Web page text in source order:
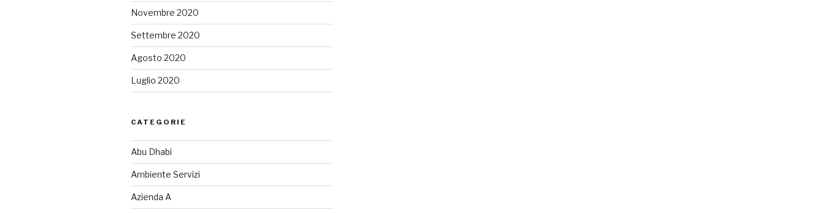
Novembre 2020
Settembre 2020
Agosto 2020
Luglio 2020
CATEGORIE
Abu Dhabi
Ambiente Servizi
Azienda A